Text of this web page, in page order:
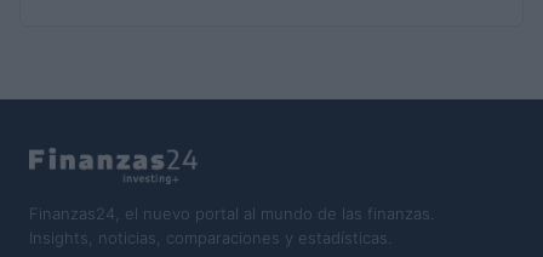
Finanzas24, el nuevo portal al mundo de las finanzas.
Insights, noticias, comparaciones y estadísticas.